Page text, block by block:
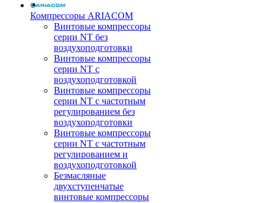
Компрессоры ARIACOM
Винтовые компрессоры
серии NT без
воздухоподготовки
Винтовые компрессоры
серии NT c
воздухоподготовкой
Винтовые компрессоры
серии NT с частотным
регулированием без
воздухоподготовки
Винтовые компрессоры
серии NT с частотным
регулированием и
воздухоподготовкой
Безмасляные
двухступенчатые
винтовые компрессоры